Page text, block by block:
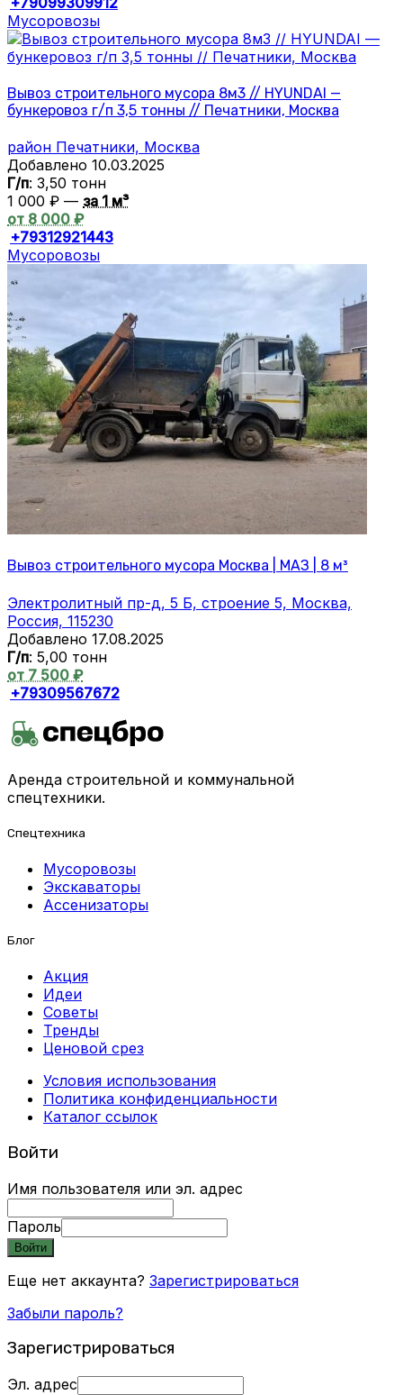
Мусоровозы
Вывоз строительного мусора 8м3 // HYUNDAI —
бункеровоз г/п 3,5 тонны // Печатники, Москва
район Печатники, Москва
Добавлено 10.03.2025
Г/п: 3,50 тонн
1 000 ₽ — за 1 м³
от 8 000 ₽
+79312921443
Мусоровозы
Вывоз строительного мусора Москва | МАЗ | 8 м³
Электролитный пр-д, 5 Б, строение 5, Москва,
Россия, 115230
Добавлено 17.08.2025
Г/п: 5,00 тонн
от 7 500 ₽
+79309567672
Аренда строительной и коммунальной
спецтехники.
Спецтехника
Мусоровозы
Экскаваторы
Ассенизаторы
Блог
Акция
Идеи
Советы
Тренды
Ценовой срез
Условия использования
Политика конфиденциальности
Каталог ссылок
Войти
Имя пользователя или эл. адрес
Пароль
Войти
Еще нет аккаунта? Зарегистрироваться
Забыли пароль?
Зарегистрироваться
Эл. адрес